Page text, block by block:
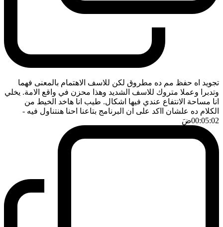
تجويد اه حفظ مم ده مطروق لكن للاسف الاهتمام بالمعنى فهما
وتدبرا وعملا متروك للاسف الشديد وهذا محزن في واقع الامة. يخلي
انا مساحة الانتفاع عندي فيها اشكال. طيب انا هاخد الخيط من
الكلام ده علشان ااكد على ان البرنامج بتاعنا احنا هنتناول فيه -
00:05:02ضَ